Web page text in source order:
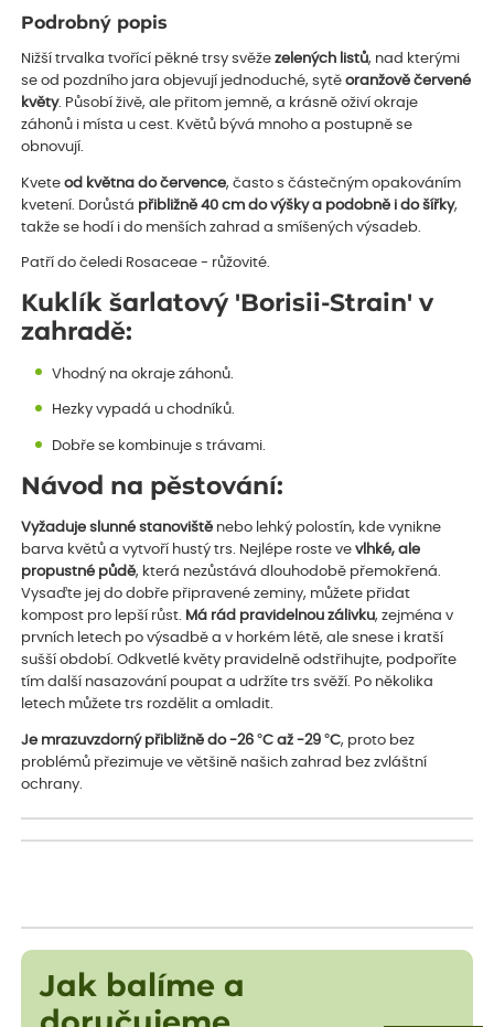
Podrobný popis
Nižší trvalka tvořící pěkné trsy svěžezelených listů, nad kterými
se od pozdního jara objevují jednoduché, sytěoranžově červené
květy. Působí živě, ale přitom jemně, a krásně oživí okraje
záhonů i místa u cest. Květů bývá mnoho a postupně se
obnovují.
Kveteod května do července, často s částečným opakováním
kvetení. Dorůstá přibližně 40 cm do výšky a podobně i do šířky,
takže se hodí i do menších zahrad a smíšených výsadeb.
Patří do čeledi Rosaceae - růžovité.
Kuklík šarlatový 'Borisii-Strain' v
zahradě:
Vhodný na okraje záhonů.
Hezky vypadá u chodníků.
Dobře se kombinuje s trávami.
Návod na pěstování:
Vyžaduje slunné stanoviště nebo lehký polostín, kde vynikne
barva květů a vytvoří hustý trs. Nejlépe roste vevlhké, ale
propustné půdě, která nezůstává dlouhodobě přemokřená.
Vysaďte jej do dobře připravené zeminy, můžete přidat
kompost pro lepší růst. Má rád pravidelnou zálivku, zejména v
prvních letech po výsadbě a v horkém létě, ale snese i kratší
sušší období. Odkvetlé květy pravidelně odstřihujte, podpoříte
tím další nasazování poupat a udržíte trs svěží. Po několika
letech můžete trs rozdělit a omladit.
Je mrazuvzdorný přibližně do -26 °C až -29 °C, proto bez
problémů přezimuje ve většině našich zahrad bez zvláštní
ochrany.
Jak balíme a